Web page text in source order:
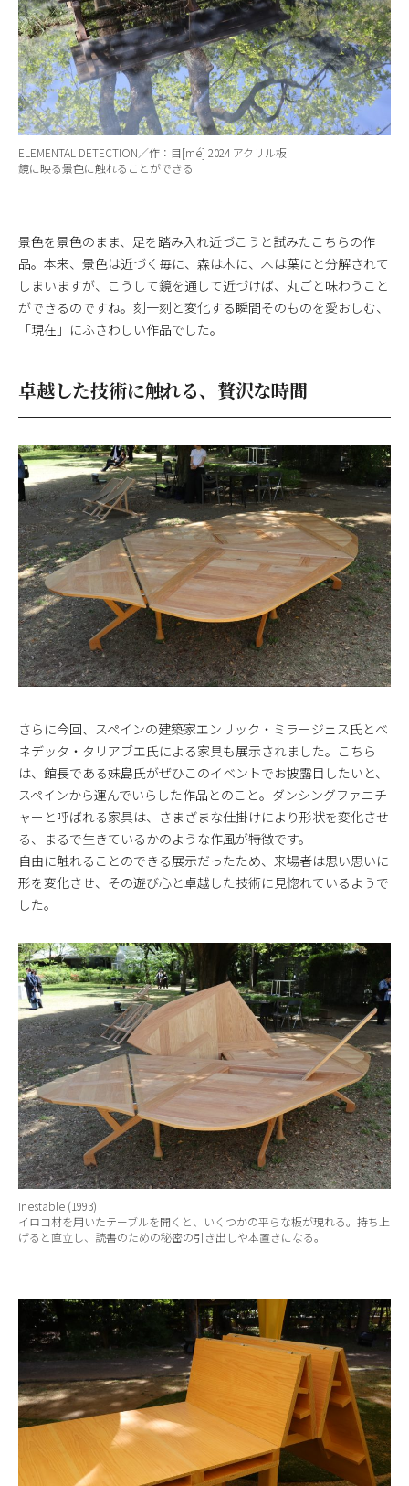
ELEMENTAL DETECTION／作：目[mé] 2024 アクリル板
鏡に映る景色に触れることができる
景色を景色のまま、足を踏み入れ近づこうと試みたこちらの作
品。本来、景色は近づく毎に、森は木に、木は葉にと分解されて
しまいますが、こうして鏡を通して近づけば、丸ごと味わうこと
ができるのですね。刻一刻と変化する瞬間そのものを愛おしむ、
「現在」にふさわしい作品でした。
卓越した技術に触れる、贅沢な時間
さらに今回、スペインの建築家エンリック・ミラージェス氏とベ
ネデッタ・タリアブエ氏による家具も展示されました。こちら
は、館長である妹島氏がぜひこのイベントでお披露目したいと、
スペインから運んでいらした作品とのこと。ダンシングファニチ
ャーと呼ばれる家具は、さまざまな仕掛けにより形状を変化させ
る、まるで生きているかのような作風が特徴です。
自由に触れることのできる展示だったため、来場者は思い思いに
形を変化させ、その遊び心と卓越した技術に見惚れているようで
した。
Inestable (1993)
イロコ材を用いたテーブルを開くと、いくつかの平らな板が現れる。持ち上
げると直立し、読書のための秘密の引き出しや本置きになる。